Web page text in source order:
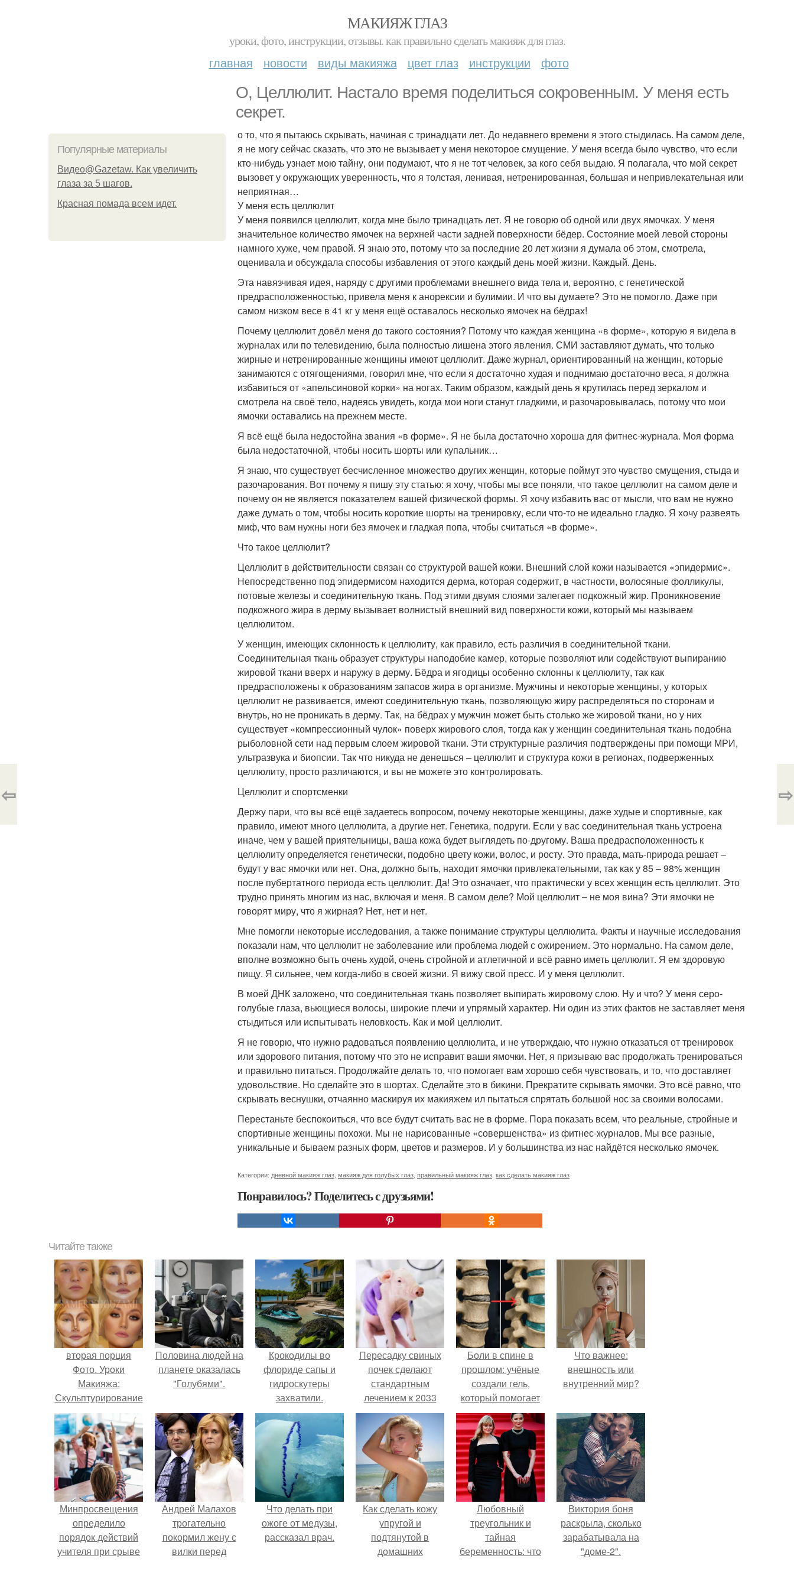
МАКИЯЖ ГЛАЗ
уроки, фото, инструкции, отзывы. как правильно сделать макияж для глаз.
главная новости виды макияжа цвет глаз инструкции фото
О, Целлюлит. Настало время поделиться сокровенным. У меня есть
секрет.
Популярные материалы
Видео@Gazetaw. Как увеличить
глаза за 5 шагов.
Красная помада всем идет.
о то, что я пытаюсь скрывать, начиная с тринадцати лет. До недавнего времени я этого стыдилась. На самом деле,
я не могу сейчас сказать, что это не вызывает у меня некоторое смущение. У меня всегда было чувство, что если
кто-нибудь узнает мою тайну, они подумают, что я не тот человек, за кого себя выдаю. Я полагала, что мой секрет
вызовет у окружающих уверенность, что я толстая, ленивая, нетренированная, большая и непривлекательная или
неприятная…
У меня есть целлюлит
У меня появился целлюлит, когда мне было тринадцать лет. Я не говорю об одной или двух ямочках. У меня
значительное количество ямочек на верхней части задней поверхности бёдер. Состояние моей левой стороны
намного хуже, чем правой. Я знаю это, потому что за последние 20 лет жизни я думала об этом, смотрела,
оценивала и обсуждала способы избавления от этого каждый день моей жизни. Каждый. День.
Эта навязчивая идея, наряду с другими проблемами внешнего вида тела и, вероятно, с генетической
предрасположенностью, привела меня к анорексии и булимии. И что вы думаете? Это не помогло. Даже при
самом низком весе в 41 кг у меня ещё оставалось несколько ямочек на бёдрах!
Почему целлюлит довёл меня до такого состояния? Потому что каждая женщина «в форме», которую я видела в
журналах или по телевидению, была полностью лишена этого явления. СМИ заставляют думать, что только
жирные и нетренированные женщины имеют целлюлит. Даже журнал, ориентированный на женщин, которые
занимаются с отягощениями, говорил мне, что если я достаточно худая и поднимаю достаточно веса, я должна
избавиться от «апельсиновой корки» на ногах. Таким образом, каждый день я крутилась перед зеркалом и
смотрела на своё тело, надеясь увидеть, когда мои ноги станут гладкими, и разочаровывалась, потому что мои
ямочки оставались на прежнем месте.
Я всё ещё была недостойна звания «в форме». Я не была достаточно хороша для фитнес-журнала. Моя форма
была недостаточной, чтобы носить шорты или купальник…
Я знаю, что существует бесчисленное множество других женщин, которые поймут это чувство смущения, стыда и
разочарования. Вот почему я пишу эту статью: я хочу, чтобы мы все поняли, что такое целлюлит на самом деле и
почему он не является показателем вашей физической формы. Я хочу избавить вас от мысли, что вам не нужно
даже думать о том, чтобы носить короткие шорты на тренировку, если что-то не идеально гладко. Я хочу развеять
миф, что вам нужны ноги без ямочек и гладкая попа, чтобы считаться «в форме».
Что такое целлюлит?
Целлюлит в действительности связан со структурой вашей кожи. Внешний слой кожи называется «эпидермис».
Непосредственно под эпидермисом находится дерма, которая содержит, в частности, волосяные фолликулы,
потовые железы и соединительную ткань. Под этими двумя слоями залегает подкожный жир. Проникновение
подкожного жира в дерму вызывает волнистый внешний вид поверхности кожи, который мы называем
целлюлитом.
У женщин, имеющих склонность к целлюлиту, как правило, есть различия в соединительной ткани.
Соединительная ткань образует структуры наподобие камер, которые позволяют или содействуют выпиранию
жировой ткани вверх и наружу в дерму. Бёдра и ягодицы особенно склонны к целлюлиту, так как
предрасположены к образованиям запасов жира в организме. Мужчины и некоторые женщины, у которых
целлюлит не развивается, имеют соединительную ткань, позволяющую жиру распределяться по сторонам и
внутрь, но не проникать в дерму. Так, на бёдрах у мужчин может быть столько же жировой ткани, но у них
существует «компрессионный чулок» поверх жирового слоя, тогда как у женщин соединительная ткань подобна
рыболовной сети над первым слоем жировой ткани. Эти структурные различия подтверждены при помощи МРИ,
ультразвука и биопсии. Так что никуда не денешься – целлюлит и структура кожи в регионах, подверженных
целлюлиту, просто различаются, и вы не можете это контролировать.
Целлюлит и спортсменки
Держу пари, что вы всё ещё задаетесь вопросом, почему некоторые женщины, даже худые и спортивные, как
правило, имеют много целлюлита, а другие нет. Генетика, подруги. Если у вас соединительная ткань устроена
иначе, чем у вашей приятельницы, ваша кожа будет выглядеть по-другому. Ваша предрасположенность к
целлюлиту определяется генетически, подобно цвету кожи, волос, и росту. Это правда, мать-природа решает –
будут у вас ямочки или нет. Она, должно быть, находит ямочки привлекательными, так как у 85 – 98% женщин
после пубертатного периода есть целлюлит. Да! Это означает, что практически у всех женщин есть целлюлит. Это
трудно принять многим из нас, включая и меня. В самом деле? Мой целлюлит – не моя вина? Эти ямочки не
говорят миру, что я жирная? Нет, нет и нет.
Мне помогли некоторые исследования, а также понимание структуры целлюлита. Факты и научные исследования
показали нам, что целлюлит не заболевание или проблема людей с ожирением. Это нормально. На самом деле,
вполне возможно быть очень худой, очень стройной и атлетичной и всё равно иметь целлюлит. Я ем здоровую
пищу. Я сильнее, чем когда-либо в своей жизни. Я вижу свой пресс. И у меня целлюлит.
В моей ДНК заложено, что соединительная ткань позволяет выпирать жировому слою. Ну и что? У меня серо-
голубые глаза, вьющиеся волосы, широкие плечи и упрямый характер. Ни один из этих фактов не заставляет меня
стыдиться или испытывать неловкость. Как и мой целлюлит.
Я не говорю, что нужно радоваться появлению целлюлита, и не утверждаю, что нужно отказаться от тренировок
или здорового питания, потому что это не исправит ваши ямочки. Нет, я призываю вас продолжать тренироваться
и правильно питаться. Продолжайте делать то, что помогает вам хорошо себя чувствовать, и то, что доставляет
удовольствие. Но сделайте это в шортах. Сделайте это в бикини. Прекратите скрывать ямочки. Это всё равно, что
скрывать веснушки, отчаянно маскируя их макияжем ил пытаться спрятать большой нос за своими волосами.
Перестаньте беспокоиться, что все будут считать вас не в форме. Пора показать всем, что реальные, стройные и
спортивные женщины похожи. Мы не нарисованные «совершенства» из фитнес-журналов. Мы все разные,
уникальные и бываем разных форм, цветов и размеров. И у большинства из нас найдётся несколько ямочек.
Категории: дневной макияж глаз макияж для голубых глаз правильный макияж глаз как сделать макияж глаз
Понравилось? Поделитесь с друзьями!
⇦ ⇨
Читайте также
вторая порция
Фото. Уроки
Макияжа:
Скульптурирование
лица в домашних
условиях.
Половина людей на
планете оказалась
"Голубями".
Крокодилы во
флориде сапы и
гидроскутеры
захватили.
Пересадку свиных
почек сделают
стандартным
лечением к 2033
году в Японии.
Боли в спине в
прошлом: учёные
создали гель,
который помогает
восстанавливать
межпозвоночные
диски.
Что важнее:
внешность или
внутренний мир?
Минпросвещения
определило
порядок действий
учителя при срыве
Андрей Малахов
трогательно
покормил жену с
вилки перед
Что делать при
ожоге от медузы,
рассказал врач.
Как сделать кожу
упругой и
подтянутой в
домашних
Любовный
треугольник и
тайная
беременность: что
Виктория боня
раскрыла, сколько
зарабатывала на
"доме-2".